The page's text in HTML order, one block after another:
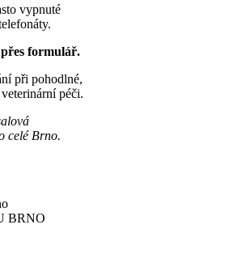
vypnuté
formulář.
při pohodlné,
péči.
celé Brno.